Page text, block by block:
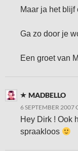
Maar ja het
Ga zo door je
Een groet van
MADBELLO
6 SEPTEMBER 2007
Hey Dirk ! Ook
spraakloos